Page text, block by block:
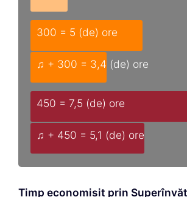
300 = 5 (de) ore
♫ + 300 = 3,4 (de) ore
450 = 7,5 (de) ore
♫ + 450 = 5,1 (de) ore
Timp economisit prin